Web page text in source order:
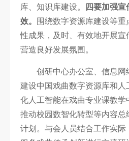
库、知识库建设。
四要加强
效。
围绕数字资源库建设等
性成果，及时、有效地开展宣
营造良好发展氛围。
创研中心办公室、信息
建设中国戏曲数字资源库和人
化人工智能在戏曲专业课教
推动校园数智化转型等内容
计划。与会人员结合工作实际